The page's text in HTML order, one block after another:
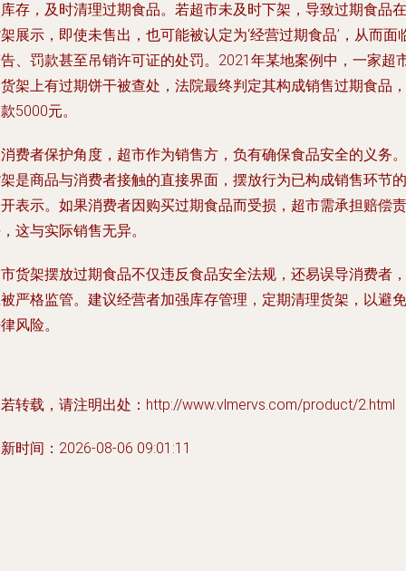
存，及时清理过期食品。若超市未及时下架，导致过期食品在
展示，即使未售出，也可能被认定为‘经营过期食品’，从而面
、罚款甚至吊销许可证的处罚。2021年某地案例中，一家超
架上有过期饼干被查处，法院最终判定其构成销售过期食品，
5000元。
费者保护角度，超市作为销售方，负有确保食品安全的义务。
是商品与消费者接触的直接界面，摆放行为已构成销售环节的
表示。如果消费者因购买过期食品而受损，超市需承担赔偿责
这与实际销售无异。
货架摆放过期食品不仅违反食品安全法规，还易误导消费者，
严格监管。建议经营者加强库存管理，定期清理货架，以避免
风险。
转载，请注明出处：http://www.vlmervs.com/product/2.html
时间：2026-08-06 09:01:11